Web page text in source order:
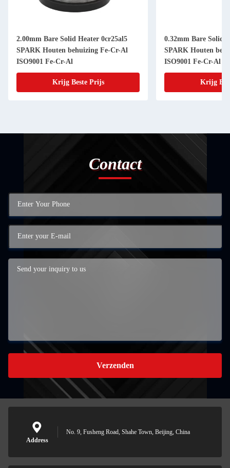
2.00mm Bare Solid Heater 0cr25al5
SPARK Houten behuizing Fe-Cr-Al
ISO9001 Fe-Cr-Al
Krijg Beste Prijs
0.32mm Bare Solid
SPARK Houten
ISO9001 Fe-Cr-Al
Krijg
Contact
Verzenden
Address
No. 9, Fusheng Road, Shahe Town, Beijing, China